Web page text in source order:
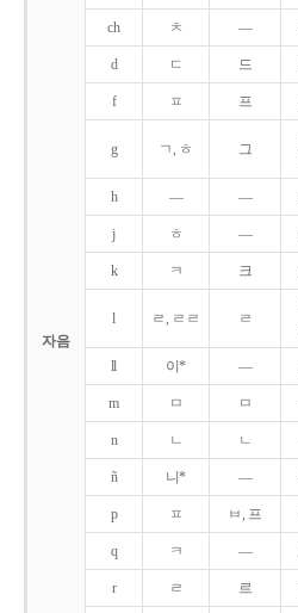
자음
ch ㅊ ―
d ㄷ 드
f ㅍ 프
g ㄱ, ㅎ 그
h ― ―
j ㅎ ―
k ㅋ 크
l ㄹ, ㄹㄹ ㄹ
ll 이* ―
m ㅁ ㅁ
n ㄴ ㄴ
ñ 니* ―
p ㅍ ㅂ, 프
q ㅋ ―
r ㄹ 르